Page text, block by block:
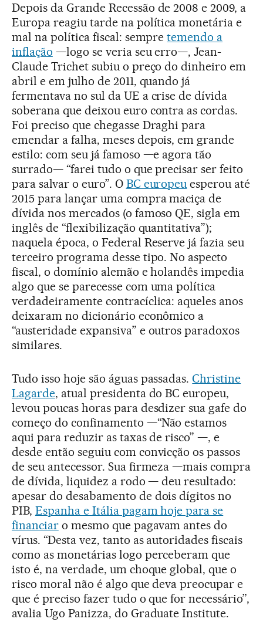
Depois da Grande Recessão de 2008 e 2009, a
Europa reagiu tarde na política monetária e
mal na política fiscal: sempretemendo a
inflação —logo se veria seu erro—, Jean-
Claude Trichet subiu o preço do dinheiro em
abril e em julho de 2011, quando já
fermentava no sul da UE a crise de dívida
soberana que deixou euro contra as cordas.
Foi preciso que chegasse Draghi para
emendar a falha, meses depois, em grande
estilo: com seu já famoso —e agora tão
surrado— “farei tudo o que precisar ser feito
para salvar o euro”. O BC europeu esperou até
2015 para lançar uma compra maciça de
dívida nos mercados (o famoso QE, sigla em
inglês de “flexibilização quantitativa”);
naquela época, o Federal Reserve já fazia seu
terceiro programa desse tipo. No aspecto
fiscal, o domínio alemão e holandês impedia
algo que se parecesse com uma política
verdadeiramente contracíclica: aqueles anos
deixaram no dicionário econômico a
“austeridade expansiva” e outros paradoxos
similares.
Tudo isso hoje são águas passadas.Christine
Lagarde, atual presidenta do BC europeu,
levou poucas horas para desdizer sua gafe do
começo do confinamento —“Não estamos
aqui para reduzir as taxas de risco” —, e
desde então seguiu com convicção os passos
de seu antecessor. Sua firmeza —mais compra
de dívida, liquidez a rodo — deu resultado:
apesar do desabamento de dois dígitos no
PIB, Espanha e Itália pagam hoje para se
financiaro mesmo que pagavam antes do
vírus. “Desta vez, tanto as autoridades fiscais
como as monetárias logo perceberam que
isto é, na verdade, um choque global, que o
risco moral não é algo que deva preocupar e
que é preciso fazer tudo o que for necessário”,
avalia Ugo Panizza, do Graduate Institute.